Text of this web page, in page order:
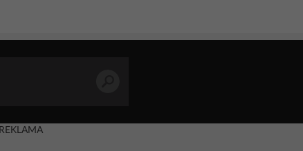
REKLAMA